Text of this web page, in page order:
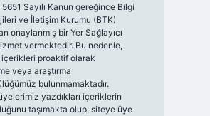
Sayılı Kanun gereğince Bilgi
ve İletişim Kurumu (BTK)
onaylanmış bir Yer Sağlayıcı
vermektedir. Bu nedenle,
proaktif olarak
veya araştırma
bulunmamaktadır.
yazdıkları içeriklerin
taşımakta olup, siteye üye